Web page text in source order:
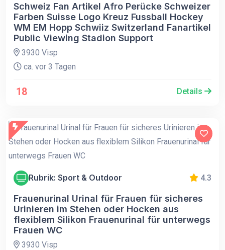
Schweiz Fan Artikel Afro Perücke Schweizer
Farben Suisse Logo Kreuz Fussball Hockey
WM EM Hopp Schwiiz Switzerland Fanartikel
Public Viewing Stadion Support
3930 Visp
ca. vor 3 Tagen
18 Details
Rubrik: Sport & Outdoor 4.3
Frauenurinal Urinal für Frauen für sicheres
Urinieren im Stehen oder Hocken aus
flexiblem Silikon Frauenurinal für unterwegs
Frauen WC
3930 Visp